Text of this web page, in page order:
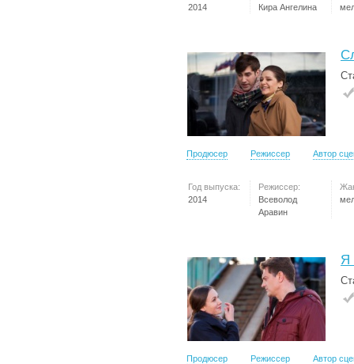
2014
Кира Ангелина
Продюсер Режиссер Автор
Год выпуска:
2014
Режиссер:
Всеволод
Аравин
Я
Продюсер Режиссер Автор